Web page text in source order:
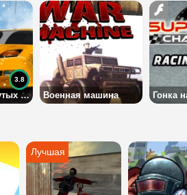
3д гонка на крутых машинах
3.8
Военная машина Гонка